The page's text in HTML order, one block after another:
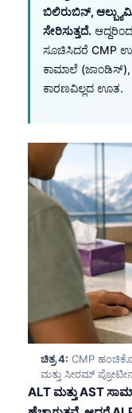
ಬಿಲಿರುಬಿನ್,
ಸೇರಿಸುತ್ತದೆ.
ಸೂಚಿಸಿದರೆ CMP
ಕಾಮಾಲೆ
ಕಾರಣವಿಲ್ಲದ ಊತ.
ಚಿತ್ರ 4: CMP
ಮತ್ತು ಸೀರಮ್
ALT ಮತ್ತು AST
Norsk bokmål